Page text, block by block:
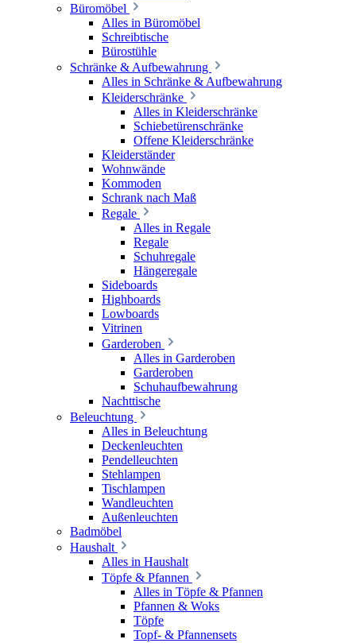
Büromöbel
Alles in Büromöbel
Schreibtische
Bürostühle
Schränke & Aufbewahrung
Alles in Schränke & Aufbewahrung
Kleiderschränke
Alles in Kleiderschränke
Schiebetürenschränke
Offene Kleiderschränke
Kleiderständer
Wohnwände
Kommoden
Schrank nach Maß
Regale
Alles in Regale
Regale
Schuhregale
Hängeregale
Sideboards
Highboards
Lowboards
Vitrinen
Garderoben
Alles in Garderoben
Garderoben
Schuhaufbewahrung
Nachttische
Beleuchtung
Alles in Beleuchtung
Deckenleuchten
Pendelleuchten
Stehlampen
Tischlampen
Wandleuchten
Außenleuchten
Badmöbel
Haushalt
Alles in Haushalt
Töpfe & Pfannen
Alles in Töpfe & Pfannen
Pfannen & Woks
Töpfe
Topf- & Pfannensets